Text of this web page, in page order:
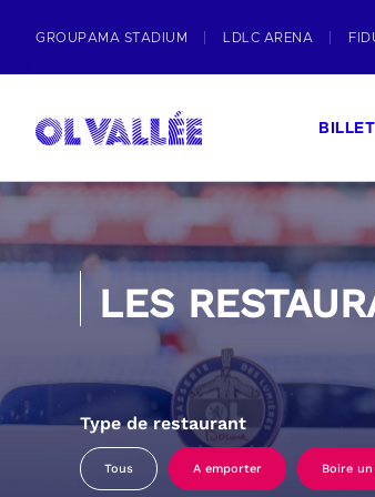
GROUPAMA STADIUM LDLC ARENA
LES
Type de restaurant
Tous A emporter Boire